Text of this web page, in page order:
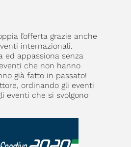
l’offerta grazie anche
internazionali.
ed appassiona senza
che non hanno
già fatto in passato!
ordinando gli eventi
eventi che si svolgono